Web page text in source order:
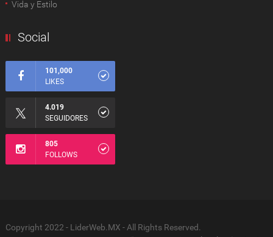
Vida y Estilo
Social
101,000
LIKES
4.019
SEGUIDORES
805
FOLLOWS
Copyright 2022 - LiderWeb.MX - All Rights Reserved.